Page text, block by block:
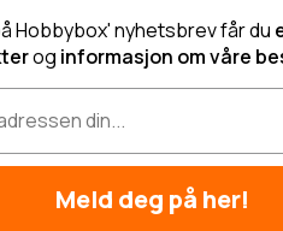
Hobbybox' nyhetsbrev får du
og informasjon om våre
Meld deg på her!